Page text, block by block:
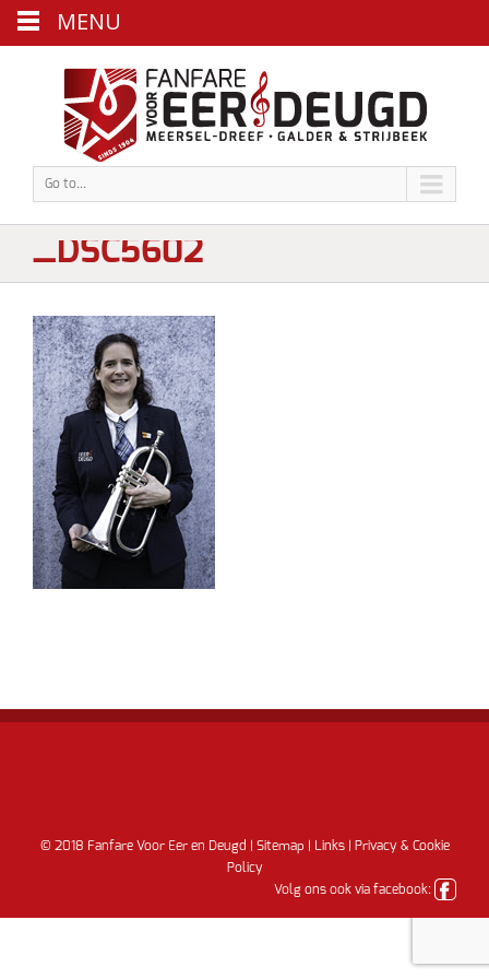
Go to...
_DSC5602
© 2018 Fanfare Voor Eer en Deugd | Sitemap Links|
Privacy & Cookie
Policy
Volg ons ook via facebook:
MENU